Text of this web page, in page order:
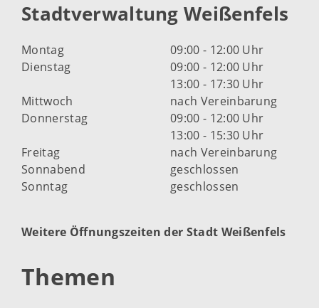
Stadtverwaltung Weißenfels
Montag
09:00 - 12:00 Uhr
Dienstag
09:00 - 12:00 Uhr
13:00 - 17:30 Uhr
Mittwoch
nach Vereinbarung
Donnerstag
09:00 - 12:00 Uhr
13:00 - 15:30 Uhr
Freitag
nach Vereinbarung
Sonnabend
geschlossen
Sonntag
geschlossen
Weitere Öffnungszeiten der Stadt Weißenfels
Themen